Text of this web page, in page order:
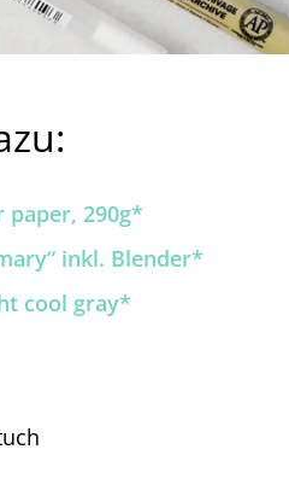
paper, 290g*
inkl. Blender*
cool gray*